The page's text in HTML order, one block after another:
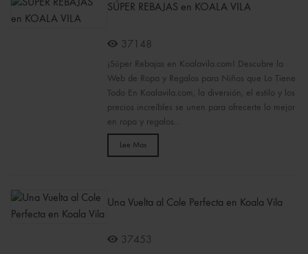
SÚPER REBAJAS en KOALA VILA
37148
¡Súper Rebajas en Koalavila.com! Descubre la
Web de Ropa y Regalos para Niños que Lo Tiene
Todo En Koalavila.com, la diversión, el estilo y los
precios increíbles se unen para ofrecerte lo mejor
en ropa y regalos...
Lee Mas
Una Vuelta al Cole Perfecta en Koala Vila
37453